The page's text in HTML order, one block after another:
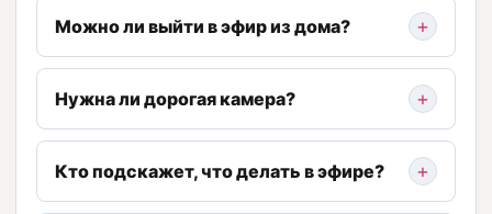
Можно ли выйти в эфир из дома?
Нужна ли дорогая камера?
Кто подскажет, что делать в эфире?